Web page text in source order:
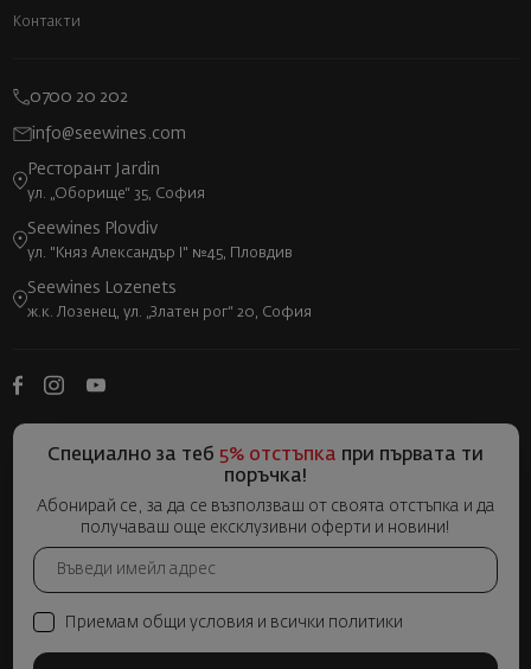
Контакти
0700 20 202
info@seewines.com
Ресторант Jardin
ул. „Оборище“ 35, София
Seewines Plovdiv
ул. "Княз Александър I" №45, Пловдив
Seewines Lozenets
ж.к. Лозенец, ул. „Златен рог“ 20, София
Специално за теб 5% отстъпка при първата ти
поръчка!
Абонирай се, за да се възползваш от своята отстъпка и да
получаваш още ексклузивни оферти и новини!
Приемам общи условия и всички политики